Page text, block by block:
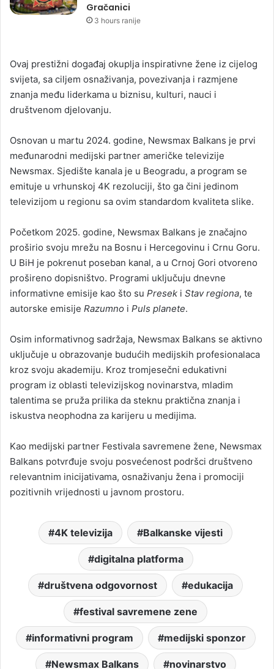
Gračanici
3 hours ranije
Ovaj prestižni događaj okuplja inspirativne žene iz cijelog
svijeta, sa ciljem osnaživanja, povezivanja i razmjene
znanja među liderkama u biznisu, kulturi, nauci i
društvenom djelovanju.
Osnovan u martu 2024. godine, Newsmax Balkans je prvi
međunarodni medijski partner američke televizije
Newsmax. Sjedište kanala je u Beogradu, a program se
emituje u vrhunskoj 4K rezoluciji, što ga čini jedinom
televizijom u regionu sa ovim standardom kvaliteta slike.
Početkom 2025. godine, Newsmax Balkans je značajno
proširio svoju mrežu na Bosnu i Hercegovinu i Crnu Goru.
U BiH je pokrenut poseban kanal, a u Crnoj Gori otvoreno
prošireno dopisništvo. Programi uključuju dnevne
informativne emisije kao što su Presek i Stav regiona, te
autorske emisije Razumno i Puls planete.
Osim informativnog sadržaja, Newsmax Balkans se aktivno
uključuje u obrazovanje budućih medijskih profesionalaca
kroz svoju akademiju. Kroz tromjesečni edukativni
program iz oblasti televizijskog novinarstva, mladim
talentima se pruža prilika da steknu praktična znanja i
iskustva neophodna za karijeru u medijima.
Kao medijski partner Festivala savremene žene, Newsmax
Balkans potvrđuje svoju posvećenost podršci društveno
relevantnim inicijativama, osnaživanju žena i promociji
pozitivnih vrijednosti u javnom prostoru.
4K televizija Balkanske vijesti
digitalna platforma
društvena odgovornost edukacija
festival savremene zene
informativni program medijski sponzor
Newsmax Balkans novinarstvo